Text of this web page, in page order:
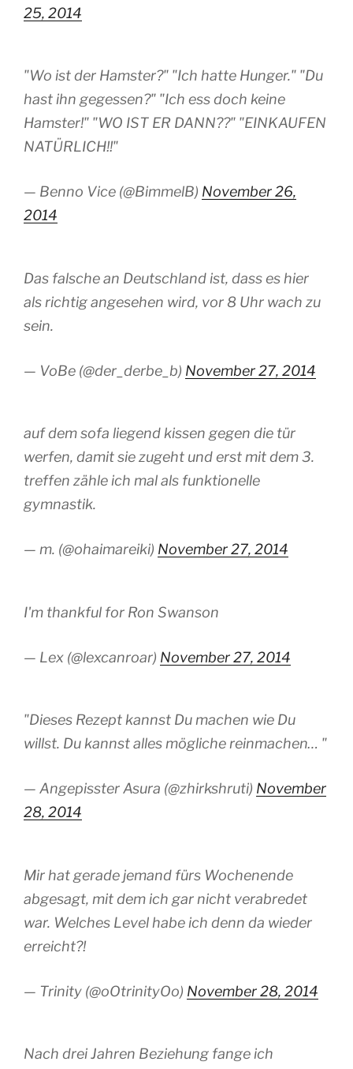
25, 2014
"Wo ist der Hamster?" "Ich hatte Hunger." "Du
hast ihn gegessen?" "Ich ess doch keine
Hamster!" "WO IST ER DANN??" "EINKAUFEN
NATÜRLICH!!"
— Benno Vice (@BimmelB) November 26,
2014
Das falsche an Deutschland ist, dass es hier
als richtig angesehen wird, vor 8 Uhr wach zu
sein.
— VoBe (@der_derbe_b) November 27, 2014
auf dem sofa liegend kissen gegen die tür
werfen, damit sie zugeht und erst mit dem 3.
treffen zähle ich mal als funktionelle
gymnastik.
— m. (@ohaimareiki) November 27, 2014
I'm thankful for Ron Swanson
— Lex (@lexcanroar) November 27, 2014
"Dieses Rezept kannst Du machen wie Du
willst. Du kannst alles mögliche reinmachen… "
— Angepisster Asura (@zhirkshruti) November
28, 2014
Mir hat gerade jemand fürs Wochenende
abgesagt, mit dem ich gar nicht verabredet
war. Welches Level habe ich denn da wieder
erreicht?!
— Trinity (@oOtrinityOo) November 28, 2014
Nach drei Jahren Beziehung fange ich